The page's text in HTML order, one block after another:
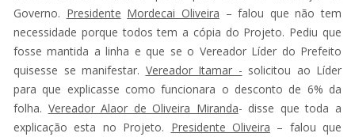
Governo. Presidente Mordecai Oliveira – falou que não tem
necessidade porque todos tem a cópia do Projeto. Pediu que
fosse mantida a linha e que se o Vereador Líder do Prefeito
quisesse se manifestar. Vereador Itamar - solicitou ao Líder
para que explicasse como funcionara o desconto de 6% da
folha. Vereador Alaor de Oliveira Miranda- disse que toda a
explicação esta no Projeto. Presidente Oliveira – falou que